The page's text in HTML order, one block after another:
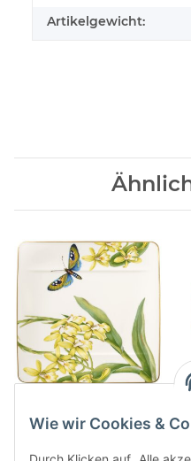
Artikelgewicht:
Fruehstuecksteller
75,90 CHF*
Wie wir Cookies &